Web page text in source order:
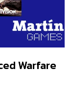
Warfare